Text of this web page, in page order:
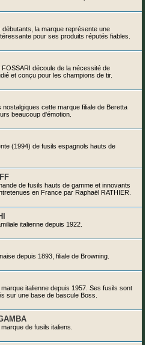
débutants, la marque représente une
pour ses produits réputés fiables.
FOSSARI découle de la nécessité de
et conçu pour les champions de tir.
nostalgiques cette marque filiale de Beretta
beaucoup d'émotion.
(1994) de fusils espagnols hauts de
de fusils hauts de gamme et innovants
en France par Raphaël RATHIER.
italienne depuis 1922.
depuis 1893, filiale de Browning.
italienne depuis 1957. Ses fusils sont
sur une base de bascule Boss.
de fusils italiens.